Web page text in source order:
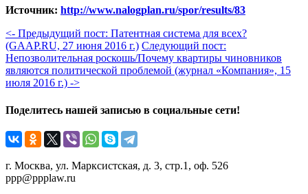
Источник: http://www.nalogplan.ru/spor/results/83
<- Предыдущий пост: Патентная система для всех?
(GAAP.RU, 27 июня 2016 г.) Следующий пост:
Непозволительная роскошь/Почему квартиры чиновников
являются политической проблемой (журнал «Компания», 15
июля 2016 г.) ->
Поделитесь нашей записью в социальные сети!
г. Москва, ул. Марксистская, д. 3, стр.1, оф. 526
ppp@ppplaw.ru